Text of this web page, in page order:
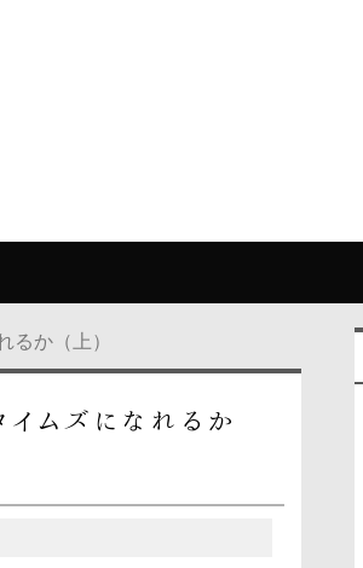
るか（上）
ムズになれるか